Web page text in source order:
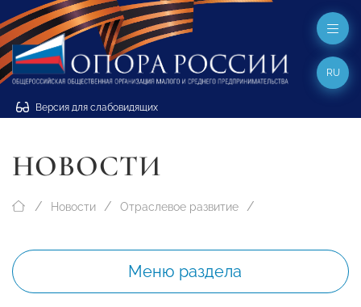
Версия для слабовидящих
RU
НОВОСТИ
Новости Отраслевое развитие
Меню раздела